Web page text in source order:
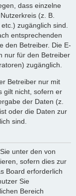
dass einzelne
(z. B.
zugänglich sind.
entsprechenden
den Betreiber. Die E-
nur für den Betreiber
zugänglich.
Betreiber nur mit
gilt nicht, sofern er
der Daten (z.
oder die Daten zur
sind.
unter den von
sofern dies zur
Board erforderlich
Sie
Bereich